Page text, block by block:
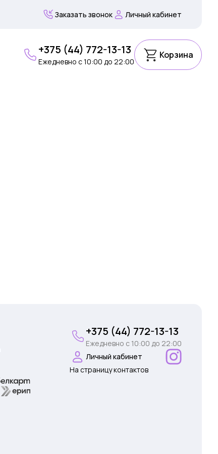
Заказать звонок Личный кабинет
+375 (44) 772-13-13
Ежедневно c 10:00 до 22:00
Корзина
+375 (44) 772-13-13
Ежедневно c 10:00 до 22:00
Личный кабинет
На страницу контактов